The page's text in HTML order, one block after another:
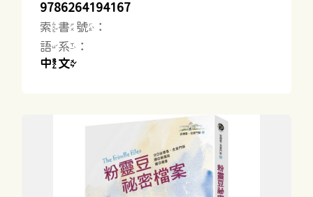
9786264194167
索書號：
語系：
中文